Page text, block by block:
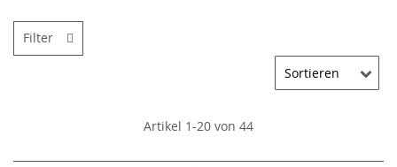
Artikel 1-20 von 44
Filter